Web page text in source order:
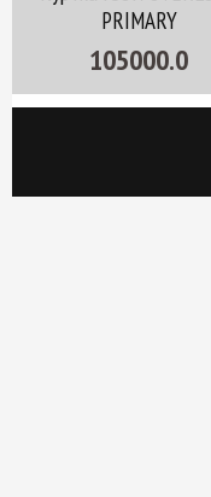
PRIMARY
105000.0